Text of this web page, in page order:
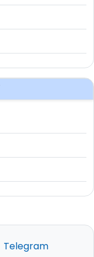
Telegram